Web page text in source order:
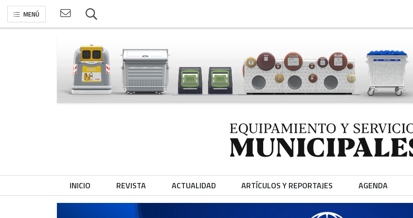
MENÚ
INICIO REVISTA ACTUALIDAD ARTÍCULOS Y REPORTAJES AGENDA